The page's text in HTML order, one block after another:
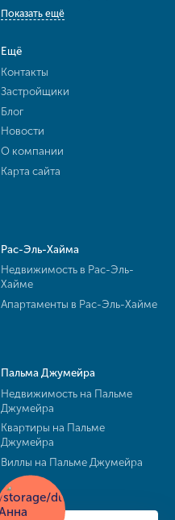
Показать ещё
Ещё
Контакты
Застройщики
Блог
Новости
О компании
Карта сайта
Рас-Эль-Хайма
Недвижимость в Рас-Эль-
Хайме
Апартаменты в Рас-Эль-Хайме
Пальма Джумейра
Недвижимость на Пальме
Джумейра
Квартиры на Пальме
Джумейра
Виллы на Пальме Джумейра